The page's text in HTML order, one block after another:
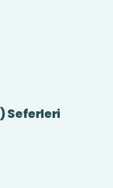
Seferleri